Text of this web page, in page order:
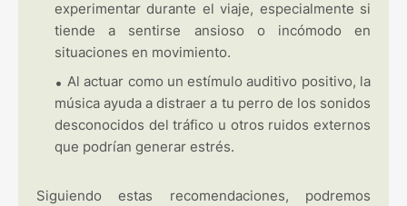
experimentar durante el viaje, especialmente si
tiende a sentirse ansioso o incómodo en
situaciones en movimiento.
Al actuar como un estímulo auditivo positivo, la
música ayuda a distraer a tu perro de los sonidos
desconocidos del tráfico u otros ruidos externos
que podrían generar estrés.
Siguiendo estas recomendaciones, podremos